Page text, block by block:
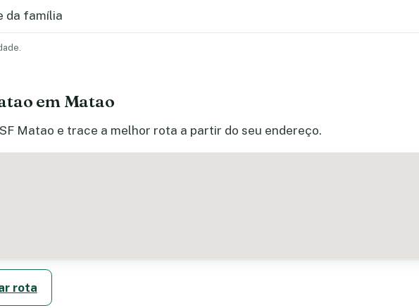
da família
em Matao
Matao e trace a melhor rota a partir do seu endereço.
rota